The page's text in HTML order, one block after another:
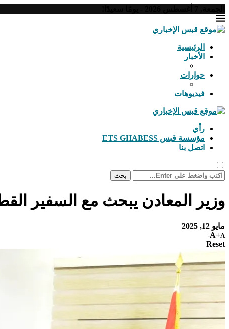
الرئيسية
الأخبار
حوارات
فيديوهات
رأي
مؤسسة قبس ETS GHABESS
اتصل بنا
بحث
وزير المعادن يبحث مع السفير
مايو 12, 2025
A+A-
Reset